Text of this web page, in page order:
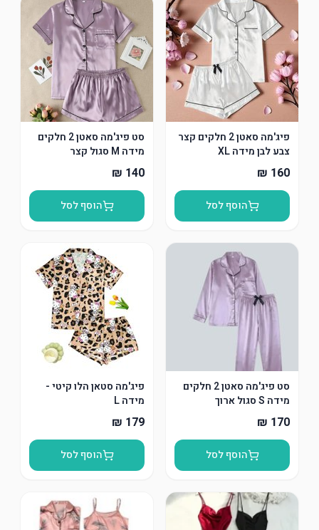
פיג'מה סאטן 2 חלקים קצר
צבע לבן מידה XL
הוסף לסל
סט פיג'מה סאטן 2 חלקים
מידה M סגול קצר
הוסף לסל
סט פיג'מה סאטן 2 חלקים
מידה S סגול ארוך
הוסף לסל
פיג'מה סטאן הלו קיטי -
מידה L
הוסף לסל